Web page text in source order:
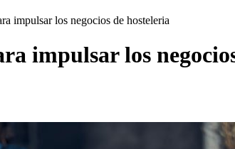
impulsar los negocios de hosteleria
impulsar los